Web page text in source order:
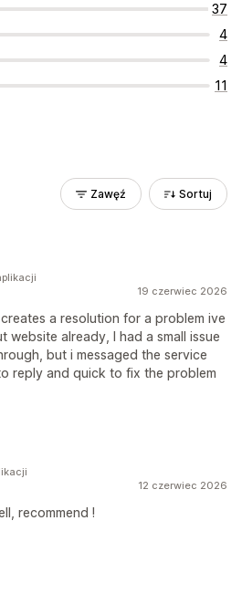
37
4
4
11
Zawęź Sortuj
19 czerwiec 2026
a resolution for a problem ive
website already, I had a small issue
but i messaged the service
reply and quick to fix the problem
12 czerwiec 2026
recommend !